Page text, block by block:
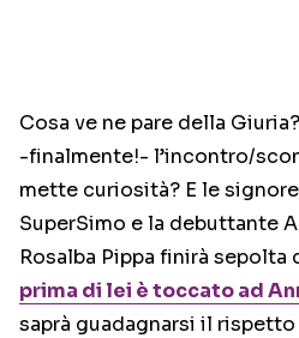
Cosa ve ne pare della
-finalmente!- l’incontro/
mette curiosità? E le
SuperSimo e la debuttante
Rosalba Pippa finirà
prima di lei è toccato ad
saprà guadagnarsi il